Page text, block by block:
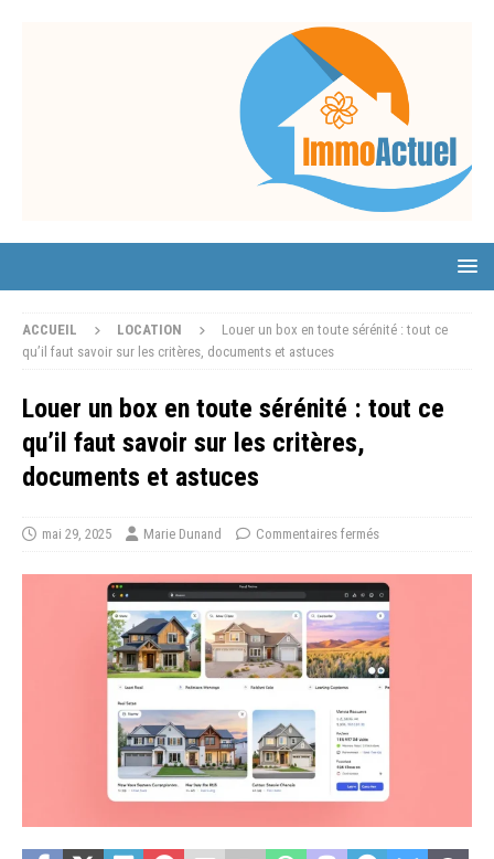
ACCUEIL LOCATION
Louer un box en toute sérénité : tout ce
qu’il faut savoir sur les critères, documents et astuces
Louer un box en toute sérénité : tout ce
qu’il faut savoir sur les critères,
documents et astuces
mai 29, 2025 Marie Dunand Commentaires fermés